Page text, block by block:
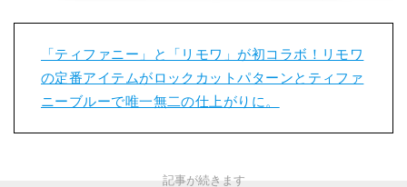
「ティファニー」と「リモワ」が初コラボ！リモワ
の定番アイテムがロックカットパターンとティファ
ニーブルーで唯一無二の仕上がりに。